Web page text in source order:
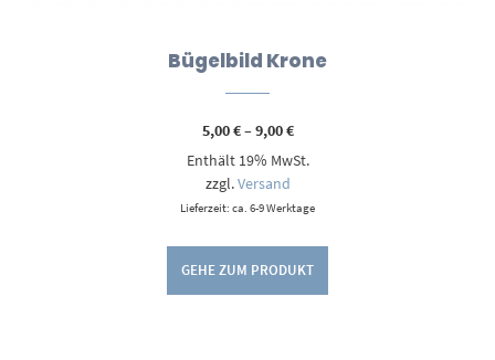
Bügelbild Krone
5,00€–9,00€Preisspanne:
bis
Enthält 19% MwSt.
zzgl.Versand
Lieferzeit: ca. 6-9 Werktage
GEHE ZUM PRODUKT